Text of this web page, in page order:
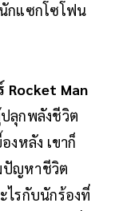
กแซกโซโฟน
Rocket Man
ลุกพลังชีวิต
งหลัง เขาก็
ปัญหาชีวิต
ไรกับนักร้องที่